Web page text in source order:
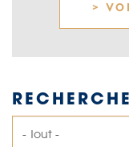
>
RECHERCHE